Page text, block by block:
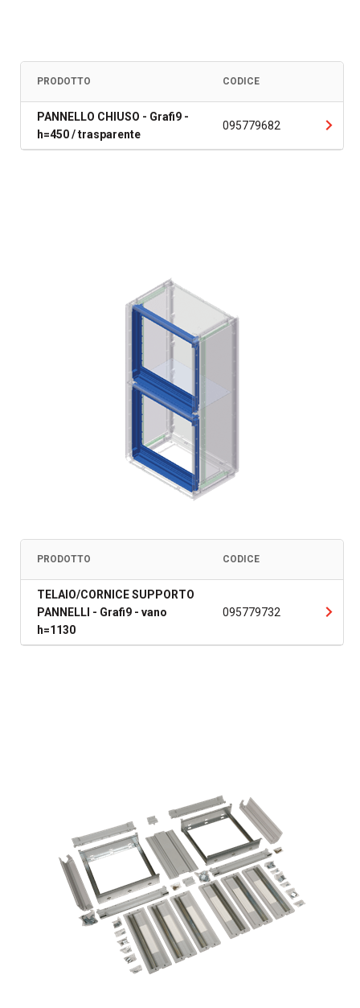
PRODOTTO CODICE
PANNELLO CHIUSO - Grafi9 -
h=450 / trasparente
095779682
PRODOTTO CODICE
TELAIO/CORNICE SUPPORTO
PANNELLI - Grafi9 - vano
h=1130
095779732